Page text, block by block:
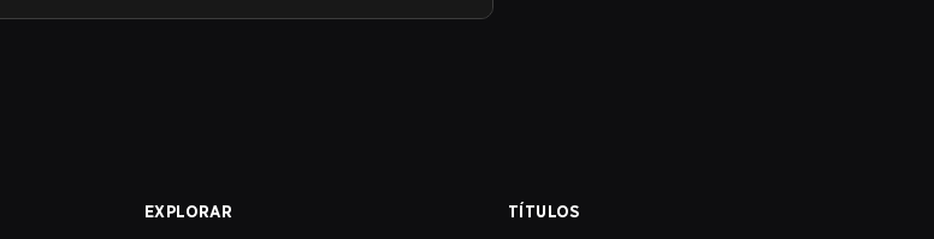
EXPLORAR
TÍTULOS